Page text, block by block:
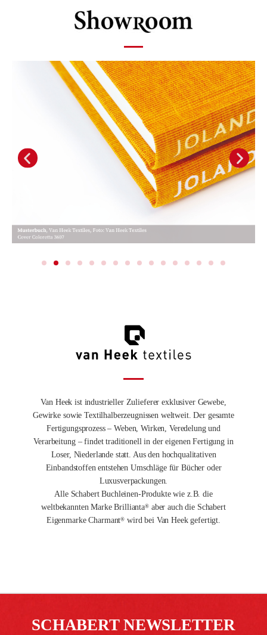
Van Heek ist industrieller Zulieferer exklusiver Gewebe,
Gewirke sowie Textilhalberzeugnissen weltweit. Der gesamte
Fertigungsprozess – Weben, Wirken, Veredelung und
Verarbeitung – findet traditionell in der eigenen Fertigung in
Loser, Niederlande statt. Aus den hochqualitativen
Einbandstoffen entstehen Umschläge für Bücher oder
Luxusverpackungen.
Alle Schabert Buchleinen-Produkte wie z.B. die
weltbekannten Marke Brillianta®aber auch die Schabert
Eigenmarke Charmant® wird bei Van Heek gefertigt.
SCHABERT NEWSLETTER